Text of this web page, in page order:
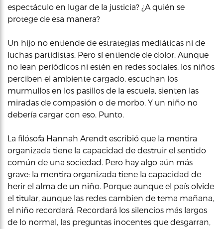
espectáculo en lugar de la justicia? ¿A quién se
protege de esa manera?
Un hijo no entiende de estrategias mediáticas ni de
luchas partidistas. Pero sí entiende de dolor. Aunque
no lean periódicos ni estén en redes sociales, los niños
perciben el ambiente cargado, escuchan los
murmullos en los pasillos de la escuela, sienten las
miradas de compasión o de morbo. Y un niño no
debería cargar con eso. Punto.
La filósofa Hannah Arendt escribió que la mentira
organizada tiene la capacidad de destruir el sentido
común de una sociedad. Pero hay algo aún más
grave: la mentira organizada tiene la capacidad de
herir el alma de un niño. Porque aunque el país olvide
el titular, aunque las redes cambien de tema mañana,
el niño recordará. Recordará los silencios más largos
de lo normal, las preguntas inocentes que desgarran,